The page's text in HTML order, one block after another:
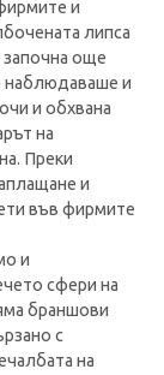
и
липса
още
наблюдаваше и
и обхвана
на
Преки
и
във фирмите
и
сфери на
браншови
с
на